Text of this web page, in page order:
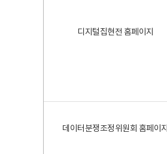
디지털집현전 홈페이지
데이터분쟁조정위원회 홈페이지